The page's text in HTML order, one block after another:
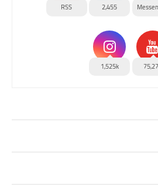
2,455
RSS
1,525k